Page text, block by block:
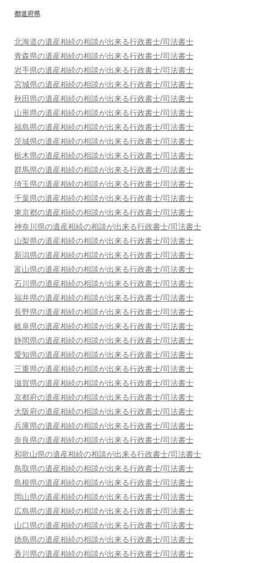
都道府県
北海道の遺産相続の相談が出来る行政書士/司法書士
青森県の遺産相続の相談が出来る行政書士/司法書士
岩手県の遺産相続の相談が出来る行政書士/司法書士
宮城県の遺産相続の相談が出来る行政書士/司法書士
秋田県の遺産相続の相談が出来る行政書士/司法書士
山形県の遺産相続の相談が出来る行政書士/司法書士
福島県の遺産相続の相談が出来る行政書士/司法書士
茨城県の遺産相続の相談が出来る行政書士/司法書士
栃木県の遺産相続の相談が出来る行政書士/司法書士
群馬県の遺産相続の相談が出来る行政書士/司法書士
埼玉県の遺産相続の相談が出来る行政書士/司法書士
千葉県の遺産相続の相談が出来る行政書士/司法書士
東京都の遺産相続の相談が出来る行政書士/司法書士
神奈川県の遺産相続の相談が出来る行政書士/司法書士
山梨県の遺産相続の相談が出来る行政書士/司法書士
新潟県の遺産相続の相談が出来る行政書士/司法書士
富山県の遺産相続の相談が出来る行政書士/司法書士
石川県の遺産相続の相談が出来る行政書士/司法書士
福井県の遺産相続の相談が出来る行政書士/司法書士
長野県の遺産相続の相談が出来る行政書士/司法書士
岐阜県の遺産相続の相談が出来る行政書士/司法書士
静岡県の遺産相続の相談が出来る行政書士/司法書士
愛知県の遺産相続の相談が出来る行政書士/司法書士
三重県の遺産相続の相談が出来る行政書士/司法書士
滋賀県の遺産相続の相談が出来る行政書士/司法書士
京都府の遺産相続の相談が出来る行政書士/司法書士
大阪府の遺産相続の相談が出来る行政書士/司法書士
兵庫県の遺産相続の相談が出来る行政書士/司法書士
奈良県の遺産相続の相談が出来る行政書士/司法書士
和歌山県の遺産相続の相談が出来る行政書士/司法書士
鳥取県の遺産相続の相談が出来る行政書士/司法書士
島根県の遺産相続の相談が出来る行政書士/司法書士
岡山県の遺産相続の相談が出来る行政書士/司法書士
広島県の遺産相続の相談が出来る行政書士/司法書士
山口県の遺産相続の相談が出来る行政書士/司法書士
徳島県の遺産相続の相談が出来る行政書士/司法書士
香川県の遺産相続の相談が出来る行政書士/司法書士